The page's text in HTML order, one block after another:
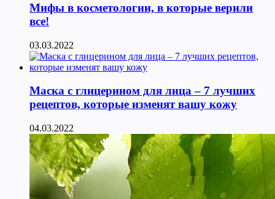
Мифы в косметологии, в которые верили
все!
03.03.2022
Маска с глицерином для лица – 7 лучших
рецептов, которые изменят вашу кожу
04.03.2022